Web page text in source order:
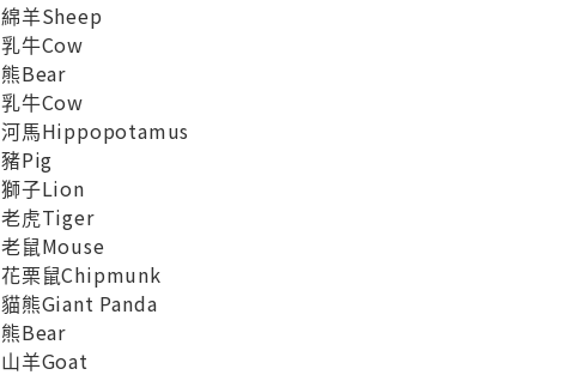
綿羊Sheep
乳牛Cow
熊Bear
乳牛Cow
河馬Hippopotamus
豬Pig
獅子Lion
老虎Tiger
老鼠Mouse
花栗鼠Chipmunk
貓熊Giant Panda
熊Bear
山羊Goat